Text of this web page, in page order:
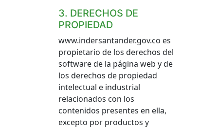
3. DERECHOS DE
PROPIEDAD
www.indersantander.gov.co es
propietario de los derechos del
software de la página web y de
los derechos de propiedad
intelectual e industrial
relacionados con los
contenidos presentes en ella,
excepto por productos y